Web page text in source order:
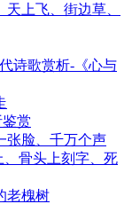
上飞、街边草、
诗歌赏析-《心与
赏
张脸、千万个声
骨头上刻字、死
老槐树